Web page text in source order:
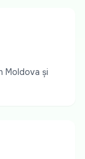
Moldova și